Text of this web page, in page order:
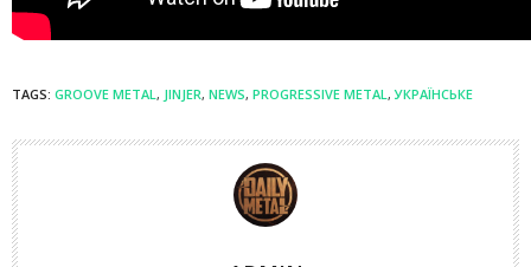
TAGS: GROOVE METAL, JINJER, NEWS, PROGRESSIVE METAL,УКРАЇНСЬКЕ